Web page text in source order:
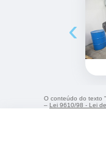
‹
O conteúdo do texto "
– Lei 9610/98 - Lei